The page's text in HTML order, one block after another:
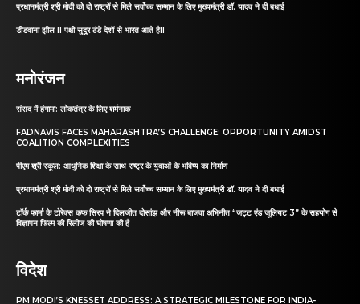
प्रधानमंत्री श्री मोदी को दो राष्ट्रों से मिले सर्वोच्च सम्मान के लिए मुख्यमंत्री डॉ. यादव ने दी बधाई
डीडवाना झील II पक्षी सुदूर ठंडे देशों से भारत आते हैII
मनोरंजन
संसद में हंगामा: लोकतंत्र के लिए शर्मनाक
FADNAVIS FACES MAHARASHTRA’S CHALLENGE: OPPORTUNITY AMIDST
COALITION COMPLEXITIES
पीएम श्री स्कूल: आधुनिक शिक्षा के साथ राष्ट्र के युवाओं के भविष्य का निर्माण
प्रधानमंत्री श्री मोदी को दो राष्ट्रों से मिले सर्वोच्च सम्मान के लिए मुख्यमंत्री डॉ. यादव ने दी बधाई
टॉर्क फार्मा के टोरेक्स कफ सिरप ने दिलजीत दोसांझ और नीरू बाजवा अभिनीत “जट्ट एंड जूलियट 3” के सहयोग से
विज्ञापन फिल्म की रिलीज की घोषणा की है
विदेश
PM MODI’S KNESSET ADDRESS: A STRATEGIC MILESTONE FOR INDIA-